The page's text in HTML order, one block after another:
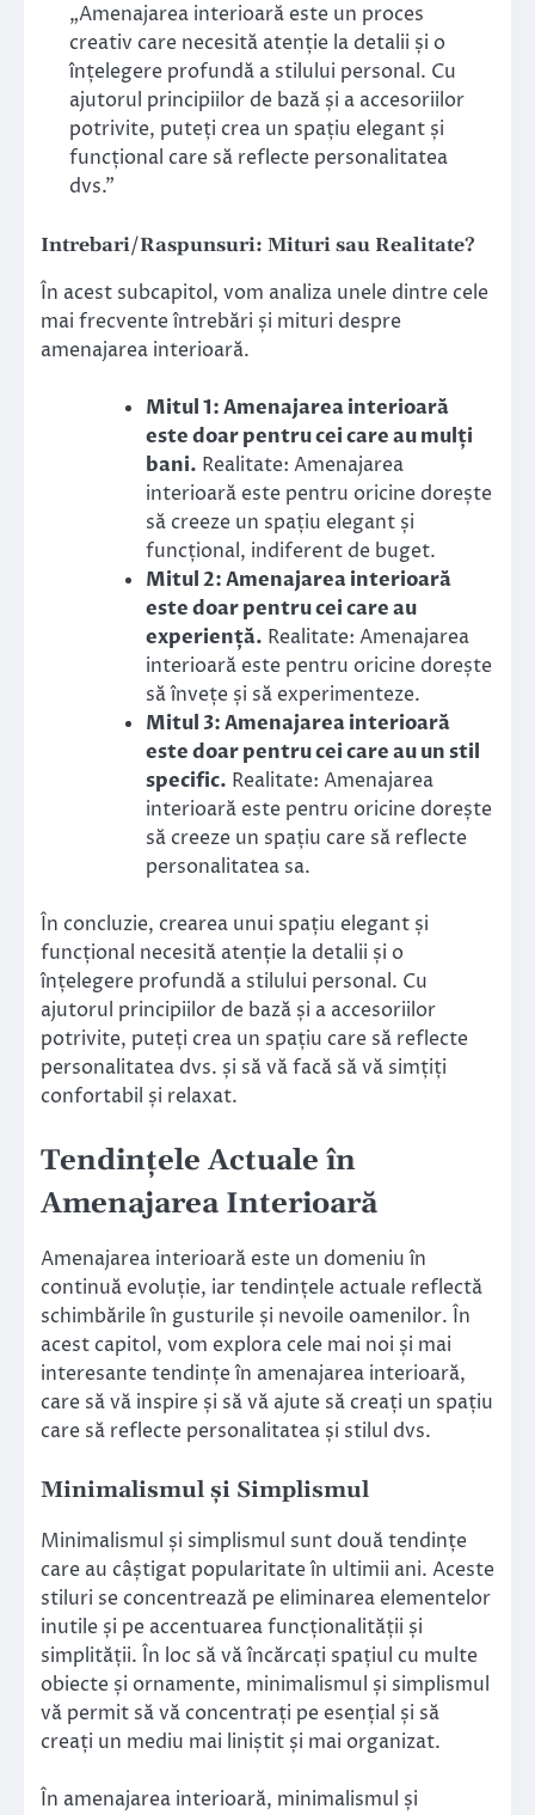
„Amenajarea interioară este un proces
creativ care necesită atenție la detalii și o
înțelegere profundă a stilului personal. Cu
ajutorul principiilor de bază și a accesoriilor
potrivite, puteți crea un spațiu elegant și
funcțional care să reflecte personalitatea
dvs.”
Intrebari/Raspunsuri: Mituri sau Realitate?
În acest subcapitol, vom analiza unele dintre cele
mai frecvente întrebări și mituri despre
amenajarea interioară.
Mitul 1: Amenajarea interioară
este doar pentru cei care au mulți
bani. Realitate: Amenajarea
interioară este pentru oricine dorește
să creeze un spațiu elegant și
funcțional, indiferent de buget.
Mitul 2: Amenajarea interioară
este doar pentru cei care au
experiență. Realitate: Amenajarea
interioară este pentru oricine dorește
să învețe și să experimenteze.
Mitul 3: Amenajarea interioară
este doar pentru cei care au un stil
specific. Realitate: Amenajarea
interioară este pentru oricine dorește
să creeze un spațiu care să reflecte
personalitatea sa.
În concluzie, crearea unui spațiu elegant și
funcțional necesită atenție la detalii și o
înțelegere profundă a stilului personal. Cu
ajutorul principiilor de bază și a accesoriilor
potrivite, puteți crea un spațiu care să reflecte
personalitatea dvs. și să vă facă să vă simțiți
confortabil și relaxat.
Tendințele Actuale în
Amenajarea Interioară
Amenajarea interioară este un domeniu în
continuă evoluție, iar tendințele actuale reflectă
schimbările în gusturile și nevoile oamenilor. În
acest capitol, vom explora cele mai noi și mai
interesante tendințe în amenajarea interioară,
care să vă inspire și să vă ajute să creați un spațiu
care să reflecte personalitatea și stilul dvs.
Minimalismul și Simplismul
Minimalismul și simplismul sunt două tendințe
care au câștigat popularitate în ultimii ani. Aceste
stiluri se concentrează pe eliminarea elementelor
inutile și pe accentuarea funcționalității și
simplității. În loc să vă încărcați spațiul cu multe
obiecte și ornamente, minimalismul și simplismul
vă permit să vă concentrați pe esențial și să
creați un mediu mai liniștit și mai organizat.
În amenajarea interioară, minimalismul și